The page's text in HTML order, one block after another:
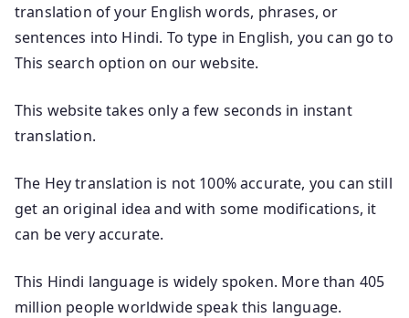
translation of your English words, phrases, or
sentences into Hindi. To type in English, you can go to
This search option on our website.
This website takes only a few seconds in instant
translation.
The Hey translation is not 100% accurate, you can still
get an original idea and with some modifications, it
can be very accurate.
This Hindi language is widely spoken. More than 405
million people worldwide speak this language.